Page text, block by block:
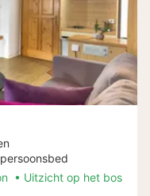
Uitzicht op het bos